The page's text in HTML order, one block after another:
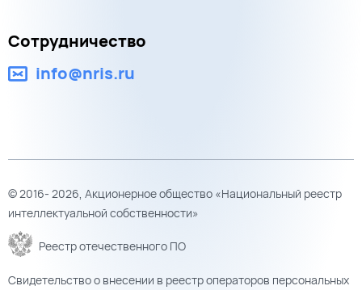
Сотрудничество
info@nris.ru
© 2016- 2026, Акционерное общество «Национальный реестр
интеллектуальной собственности»
Реестр отечественного ПО
Свидетельство о внесении в реестр операторов персональных